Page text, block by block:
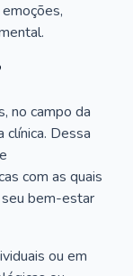
no campo da
clínica. Dessa
com as quais
bem-estar
ou em